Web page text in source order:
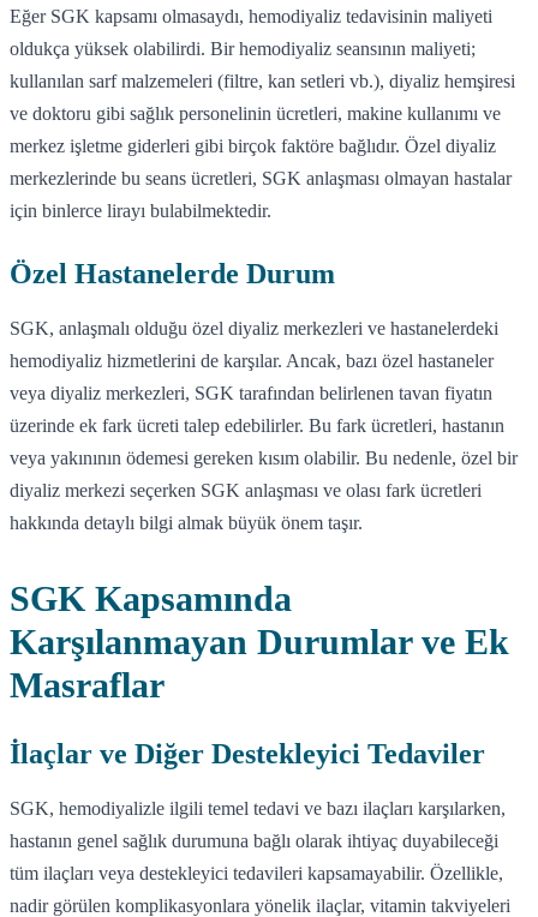
Eğer SGK kapsamı olmasaydı, hemodiyaliz tedavisinin maliyeti
oldukça yüksek olabilirdi. Bir hemodiyaliz seansının maliyeti;
kullanılan sarf malzemeleri (filtre, kan setleri vb.), diyaliz hemşiresi
ve doktoru gibi sağlık personelinin ücretleri, makine kullanımı ve
merkez işletme giderleri gibi birçok faktöre bağlıdır. Özel diyaliz
merkezlerinde bu seans ücretleri, SGK anlaşması olmayan hastalar
için binlerce lirayı bulabilmektedir.
Özel Hastanelerde Durum
SGK, anlaşmalı olduğu özel diyaliz merkezleri ve hastanelerdeki
hemodiyaliz hizmetlerini de karşılar. Ancak, bazı özel hastaneler
veya diyaliz merkezleri, SGK tarafından belirlenen tavan fiyatın
üzerinde ek fark ücreti talep edebilirler. Bu fark ücretleri, hastanın
veya yakınının ödemesi gereken kısım olabilir. Bu nedenle, özel bir
diyaliz merkezi seçerken SGK anlaşması ve olası fark ücretleri
hakkında detaylı bilgi almak büyük önem taşır.
SGK Kapsamında
Karşılanmayan Durumlar ve Ek
Masraflar
İlaçlar ve Diğer Destekleyici Tedaviler
SGK, hemodiyalizle ilgili temel tedavi ve bazı ilaçları karşılarken,
hastanın genel sağlık durumuna bağlı olarak ihtiyaç duyabileceği
tüm ilaçları veya destekleyici tedavileri kapsamayabilir. Özellikle,
nadir görülen komplikasyonlara yönelik ilaçlar, vitamin takviyeleri